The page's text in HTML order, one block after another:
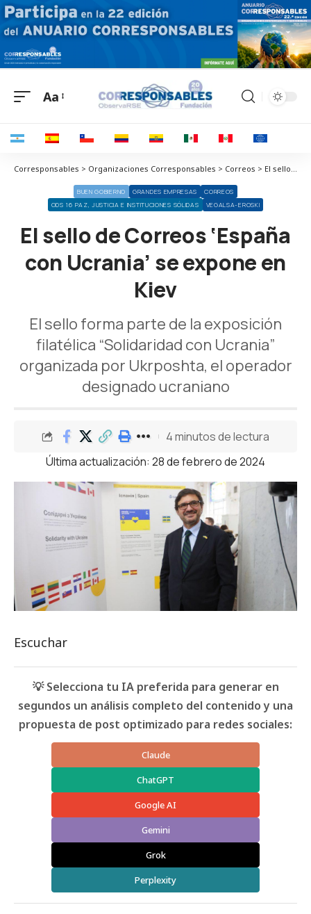
Aa
Corresponsables > Organizaciones Corresponsables > Correos > El sello de Correos ‘España con Ucrania’ se expone en Kiev
BUEN GOBIERNO GRANDES EMPRESAS
CORREOS
ODS 16 PAZ, JUSTICIA E INSTITUCIONES SÓLIDAS
VEGALSA-EROSKI
El sello de Correos ‘España
con Ucrania’ se expone en
Kiev
El sello forma parte de la exposición
filatélica “Solidaridad con Ucrania”
organizada por Ukrposhta, el operador
designado ucraniano
Última actualización: 28 de febrero de 2024
4 minutos de lectura
Escuchar
💡 Selecciona tu IA preferida para generar en
segundos un análisis completo del contenido y una
propuesta de post optimizado para redes sociales:
Claude
ChatGPT
Google AI
Gemini
Grok
Perplexity